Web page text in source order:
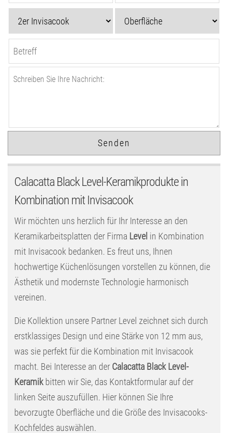
Calacatta Black Level-Keramikprodukte in
Kombination mit Invisacook
Wir möchten uns herzlich für Ihr Interesse an den
Keramikarbeitsplatten der Firma Level in Kombination
mit Invisacook bedanken. Es freut uns, Ihnen
hochwertige Küchenlösungen vorstellen zu können, die
Ästhetik und modernste Technologie harmonisch
vereinen.
Die Kollektion unsere Partner Level zeichnet sich durch
erstklassiges Design und eine Stärke von 12 mm aus,
was sie perfekt für die Kombination mit Invisacook
macht. Bei Interesse an der Calacatta Black Level-
Keramikbitten wir Sie, das Kontaktformular auf der
linken Seite auszufüllen. Hier können Sie Ihre
bevorzugte Oberfläche und die Größe des Invisacooks-
Kochfeldes auswählen.